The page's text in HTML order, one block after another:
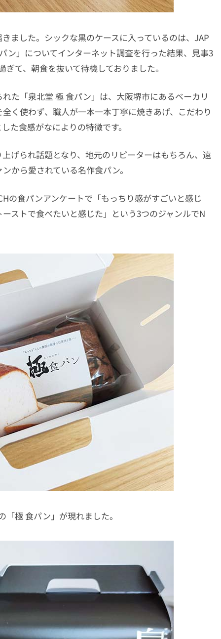
ました。シックな黒のケースに入っているのは、JAP
ン」についてインターネット調査を行った結果、見事3
て、朝食を抜いて待機しておりました。
た「泉北堂 極 食パン」は、大阪堺市にあるベーカリ
く使わず、職人が一本一本丁寧に焼きあげ、こだわり
た食感がなによりの特徴です。
げられ話題となり、地元のリピーターはもちろん、遠
から愛されている名作食パン。
の食パンアンケートで「もっちり感がすごいと感じ
ストで食べたいと感じた」という3つのジャンルでN
極 食パン」が現れました。